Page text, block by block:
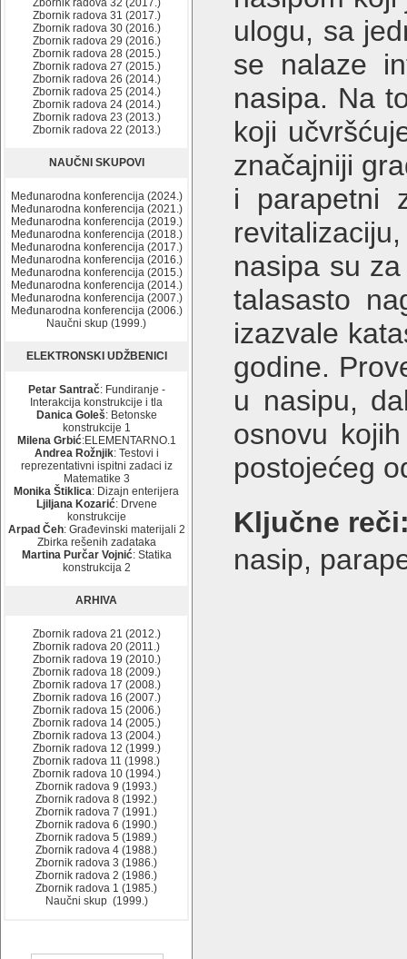
Zbornik radova 32 (2017.)
Zbornik radova 31 (2017.)
Zbornik radova 30 (2016.)
Zbornik radova 29 (2016.)
Zbornik radova 28 (2015.)
Zbornik radova 27 (2015.)
Zbornik radova 26 (2014.)
Zbornik radova 25 (2014.)
Zbornik radova 24 (2014.)
Zbornik radova 23 (2013.)
Zbornik radova 22 (2013.)
NAUČNI SKUPOVI
Međunarodna konferencija (2024.)
Međunarodna konferencija (2021.)
Međunarodna konferencija (2019.)
Međunarodna konferencija (2018.)
Međunarodna konferencija (2017.)
Međunarodna konferencija (2016.)
Međunarodna konferencija (2015.)
Međunarodna konferencija (2014.)
Međunarodna konferencija (2007.)
Međunarodna konferencija (2006.)
Naučni skup (1999.)
ELEKTRONSKI UDŽBENICI
Petar Santrač: Fundiranje -
Interakcija konstrukcije i tla
Danica Goleš: Betonske
konstrukcije 1
Milena Grbić:ELEMENTARNO.1
Andrea Rožnjik: Testovi i
reprezentativni ispitni zadaci iz
Matematike 3
Monika Štiklica: Dizajn enterijera
Ljiljana Kozarić: Drvene
konstrukcije
Arpad Čeh: Građevinski materijali 2
Zbirka rešenih zadataka
Martina Purčar Vojnić: Statika
konstrukcija 2
ARHIVA
Zbornik radova 21 (2012.)
Zbornik radova 20 (2011.)
Zbornik radova 19 (2010.)
Zbornik radova 18 (2009.)
Zbornik radova 17 (2008.)
Zbornik radova 16 (2007.)
Zbornik radova 15 (2006.)
Zbornik radova 14 (2005.)
Zbornik radova 13 (2004.)
Zbornik radova 12 (1999.)
Zbornik radova 11 (1998.)
Zbornik radova 10 (1994.)
Zbornik radova 9 (1993.)
Zbornik radova 8 (1992.)
Zbornik radova 7 (1991.)
Zbornik radova 6 (1990.)
Zbornik radova 5 (1989.)
Zbornik radova 4 (1988.)
Zbornik radova 3 (1986.)
Zbornik radova 2 (1986.)
Zbornik radova 1 (1985.)
Naučni skup (1999.)
ulogu, sa
se nalaze
nasipa. Na
koji
značajniji
i parapetni
nasipa su
talasasto
izazvale
godine.
u nasipu,
osnovu
postojećeg
Ključne
nasip,